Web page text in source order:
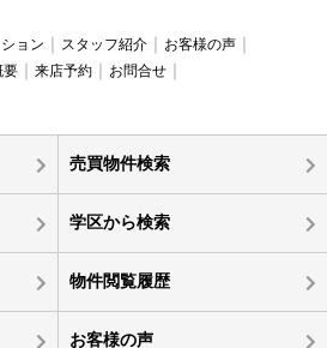
ョン スタッフ紹介
お客様の声
要 来店予約
お問合せ
売買物件検索
学区から検索
物件閲覧履歴
お客様の声